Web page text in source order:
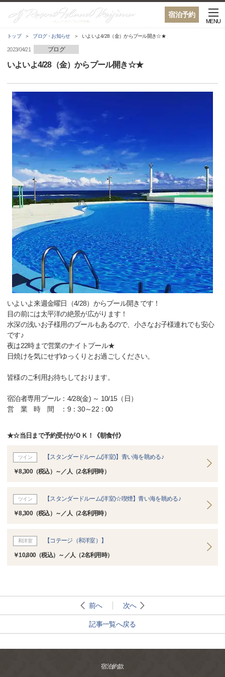
宿泊予約
MENU
トップ ブログ・お知らせ いよいよ4/28（金）からプール開き☆★
2023/04/21 ブログ
いよいよ4/28（金）からプール開き☆★
いよいよ来週金曜日（4/28）からプール開きです！
目の前には太平洋の絶景が広がります！
水深の浅いお子様用のプールもあるので、小さなお子様連れでも安心
です♪
夜は22時まで営業のナイトプール★
日焼けを気にせずゆっくりとお過ごしください。
皆様のご利用お待ちしております。
宿泊者専用プール：4/28(金) ～ 10/15（日）
営 業 時 間 ：9：30～22：00
★☆当日まで予約受付がＯＫ！《朝食付》
ツイン 【スタンダードルーム(洋室)】青い海を眺める♪
￥8,300（税込）～／人（2名利用時）
ツイン 【スタンダードルーム(洋室)☆喫煙】青い海を眺める♪
￥8,300（税込）～／人（2名利用時）
和洋室 【コテージ（和洋室）】
￥10,800（税込）～／人（2名利用時）
前へ 次へ
記事一覧へ戻る
宿泊約款